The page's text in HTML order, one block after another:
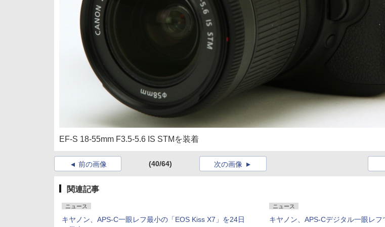
EF-S 18-55mm F3.5-5.6 IS STMを装着
前の画像 (40/64) 次の画像
関連記事
ニュース
キヤノン、APS-C一眼レフ最小の「EOS Kiss X7」を24日
ニュース
キヤノン、APS-Cデジタル一眼レ